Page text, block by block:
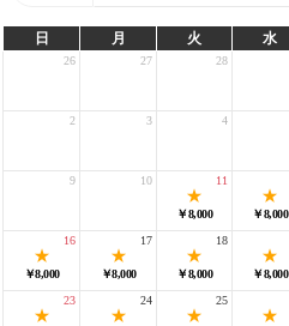
日 月 火 水
26 27 28
2 3 4
9 10
￥8,000
11
￥8,000
￥8,000
16
￥8,000
17
￥8,000
18
￥8,000
23 24 25